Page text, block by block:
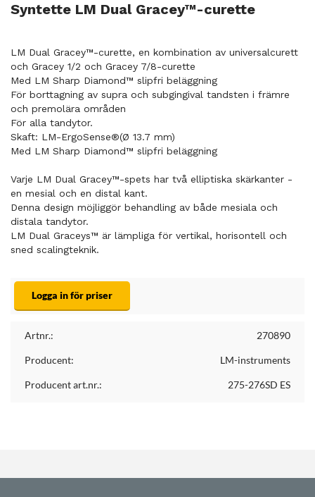
Syntette LM Dual Gracey™-curette
LM Dual Gracey™-curette, en kombination av universalcurett
och Gracey 1/2 och Gracey 7/8-curette
Med LM Sharp Diamond™ slipfri beläggning
För borttagning av supra och subgingival tandsten i främre
och premolära områden
För alla tandytor.
Skaft: LM-ErgoSense®(Ø 13.7 mm)
Med LM Sharp Diamond™ slipfri beläggning
Varje LM Dual Gracey™-spets har två elliptiska skärkanter -
en mesial och en distal kant.
Denna design möjliggör behandling av både mesiala och
distala tandytor.
LM Dual Graceys™ är lämpliga för vertikal, horisontell och
sned scalingteknik.
Logga in för priser
Artnr.: 270890
Producent: LM-instruments
Producent art.nr.: 275-276SD ES